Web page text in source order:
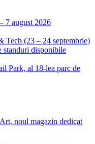
7 august 2026
(23 – 24 septembrie)
standuri disponibile
Park, al 18-lea parc de
noul magazin dedicat